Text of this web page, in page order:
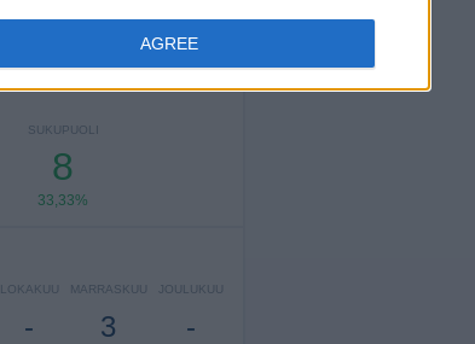
AGREE
SUKUPUOLI
8
33,33%
LOKAKUU
-
MARRASKUU
3
JOULUKUU
-